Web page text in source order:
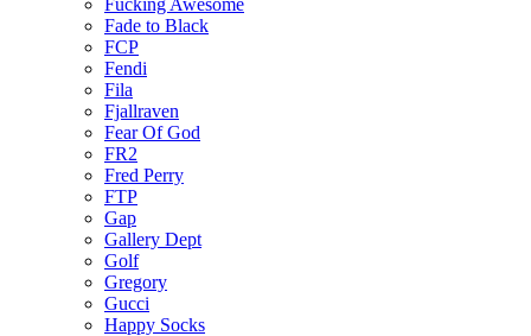
Fucking Awesome
Fade to Black
FCP
Fendi
Fila
Fjallraven
Fear Of God
FR2
Fred Perry
FTP
Gap
Gallery Dept
Golf
Gregory
Gucci
Happy Socks